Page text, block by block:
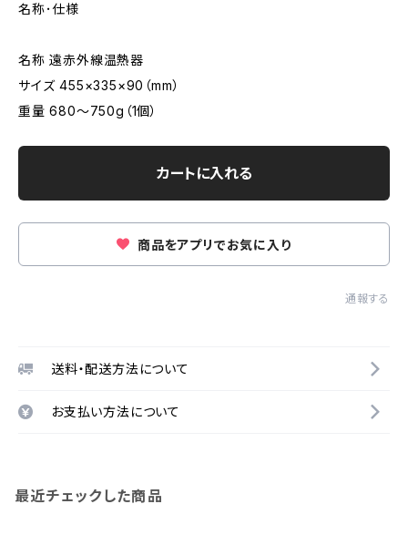
名称･仕様
名称 遠赤外線温熱器
サイズ 455×335×90（mm）
重量 680〜750g（1個）
カートに入れる
商品をアプリでお気に入り
通報する
送料・配送方法について
お支払い方法について
最近チェックした商品